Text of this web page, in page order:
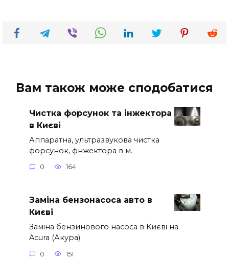
Вам також може сподобатися
Чистка форсунок та інжектора
в Києві
Аппаратна, ультразвукова чистка
форсунок, фнжектора в м.
0 164
Заміна бензонасоса авто в
Києві
Заміна бензинового насоса в Києві на
Acura (Акура)
0 151